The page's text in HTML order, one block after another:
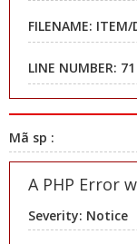
FILENAME: ITEM/
LINE NUMBER: 71
Mã sp :
A PHP Error
Severity: Notice